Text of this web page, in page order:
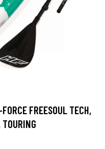
FREESOUL TECH,